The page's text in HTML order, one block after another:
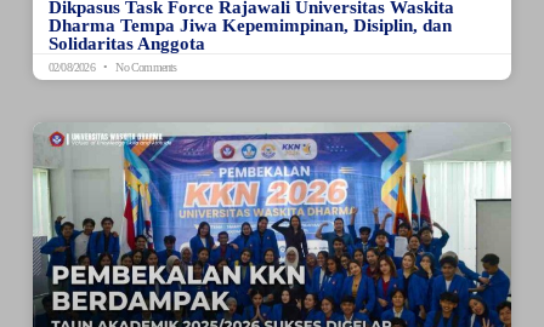
Dikpasus Task Force Rajawali Universitas Waskita
Dharma Tempa Jiwa Kepemimpinan, Disiplin, dan
Solidaritas Anggota
02/08/2026 No Comments